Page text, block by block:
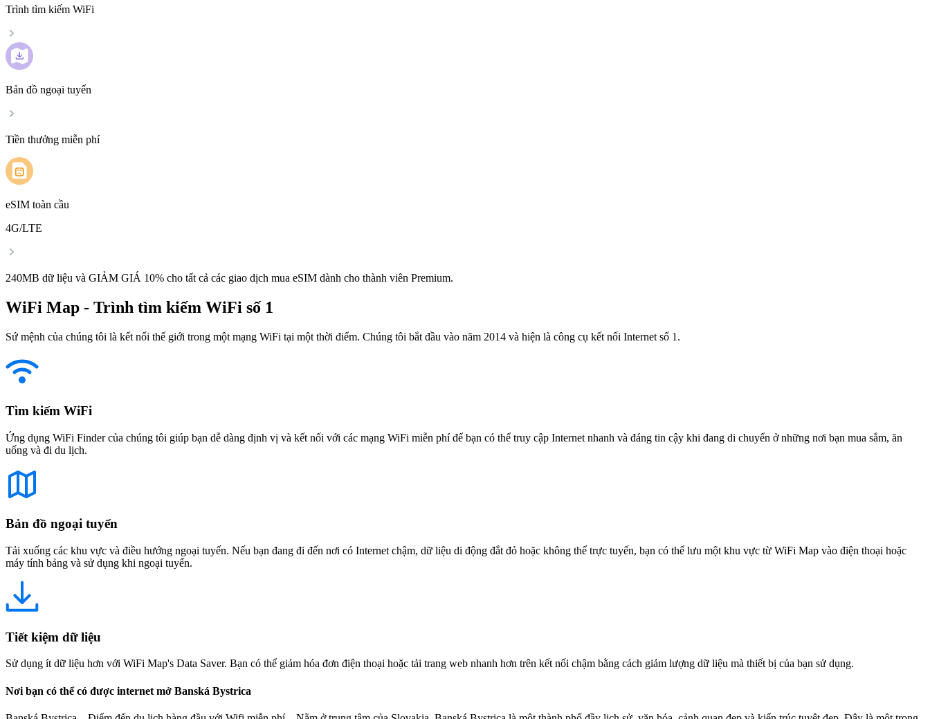
Trình tìm kiếm WiFi
Bản đồ ngoại tuyến
Tiền thưởng miễn phí
eSIM toàn cầu
4G/LTE
240MB dữ liệu và GIẢM GIÁ 10% cho tất cả các giao dịch mua eSIM dành cho thành viên Premium.
WiFi Map - Trình tìm kiếm WiFi số 1
Sứ mệnh của chúng tôi là kết nối thế giới trong một mạng WiFi tại một thời điểm. Chúng tôi bắt đầu vào năm 2014 và hiện là công cụ kết nối Internet số 1.
Tìm kiếm WiFi
Ứng dụng WiFi Finder của chúng tôi giúp bạn dễ dàng định vị và kết nối với các mạng WiFi miễn phí để bạn có thể truy cập Internet nhanh và đáng tin cậy khi đang di chuyển ở những nơi bạn mua sắm, ăn
uống và đi du lịch.
Bản đồ ngoại tuyến
Tải xuống các khu vực và điều hướng ngoại tuyến. Nếu bạn đang đi đến nơi có Internet chậm, dữ liệu di động đắt đỏ hoặc không thể trực tuyến, bạn có thể lưu một khu vực từ WiFi Map vào điện thoại hoặc
máy tính bảng và sử dụng khi ngoại tuyến.
Tiết kiệm dữ liệu
Sử dụng ít dữ liệu hơn với WiFi Map's Data Saver. Bạn có thể giảm hóa đơn điện thoại hoặc tải trang web nhanh hơn trên kết nối chậm bằng cách giảm lượng dữ liệu mà thiết bị của bạn sử dụng.
Nơi bạn có thể có được internet mở Banská Bystrica